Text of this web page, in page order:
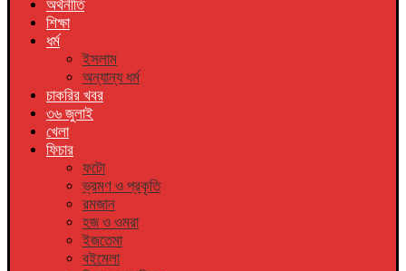
অর্থনীতি
শিক্ষা
ধর্ম
ইসলাম
অন্যান্য ধর্ম
চাকরির খবর
৩৬ জুলাই
খেলা
ফিচার
ফটো
ভ্রমণ ও প্রকৃতি
রমজান
হজ ও ওমরা
ইজতেমা
বইমেলা